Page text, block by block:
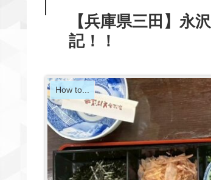
【兵庫県三田】永
記！！
How to...